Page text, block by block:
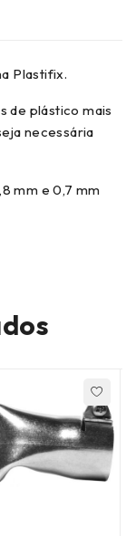
Plastifix.
de plástico mais
necessária
mm e 0,7 mm